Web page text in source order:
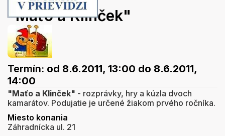
"Maťo a Klinček"
Termín: od 8.6.2011, 13:00 do 8.6.2011,
14:00
"Maťo a Klinček" - rozprávky, hry a kúzla dvoch
kamarátov. Podujatie je určené žiakom prvého ročníka.
Miesto konania
Záhradnícka ul. 21